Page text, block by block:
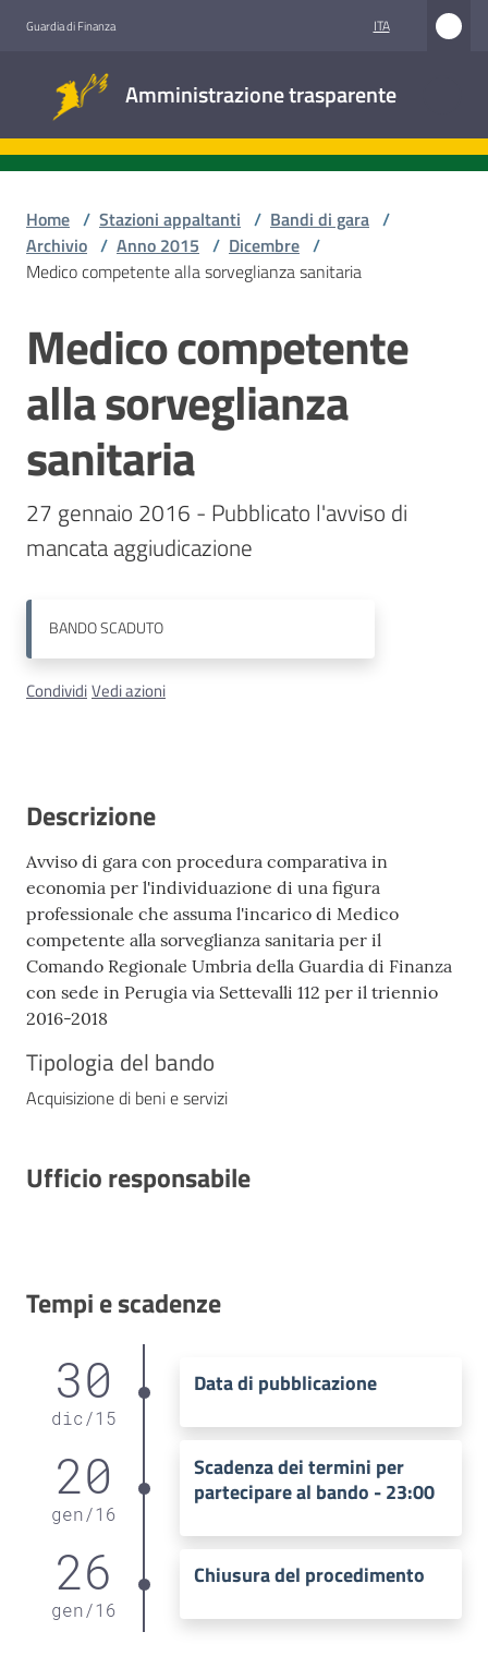
Guardia di Finanza ITA
Amministrazione trasparente
trasparente
Stazioni
appaltanti
Contatti
Home / Stazioni appaltanti / Bandi di gara /
Archivio / Anno 2015 / Dicembre /
Medico competente alla sorveglianza sanitaria
Salta al contenuto
Medico competente
alla sorveglianza
sanitaria
27 gennaio 2016 - Pubblicato l'avviso di
BANDOSCADUTO
CondividiVedi azioni
Descrizione
Avviso di gara con procedura comparativa in
economia per l'individuazione di una figura
professionale che assuma l'incarico di Medico
competente alla sorveglianza sanitaria per il
Comando Regionale Umbria della Guardia di Finanza
con sede in Perugia via Settevalli 112 per il triennio
2016-2018
Tipologia del bando
Acquisizione di beni e servizi
Ufficio responsabile
Tempi e scadenze
30
dic /15
Data di pubblicazione
20
gen/16
Scadenza dei termini per
partecipare al bando - 23:00
26
gen/16
Chiusura del procedimento